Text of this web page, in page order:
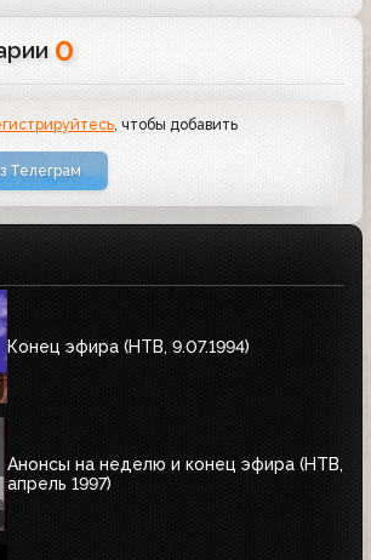
0
, чтобы добавить
Телеграм
Конец эфира (HTB, 9.07.1994)
Анонсы на неделю и конец эфира (НТВ,
апрель 1997)